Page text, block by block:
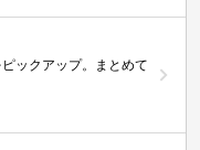
ックアップ。まとめて